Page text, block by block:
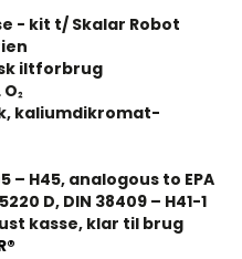
- kit t/ Skalar Robot
iltforbrug
kaliumdikromat-
– H45, analogous to EPA
D, DIN 38409 – H41-1
kasse, klar til brug